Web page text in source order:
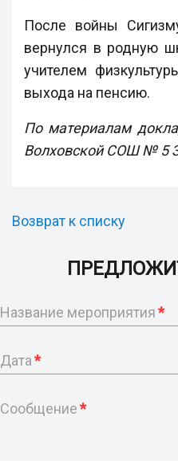
После войны
вернулся в родную
учителем
выхода на пенсию.
По материалам
Волховской СОШ № 5
Возврат к списку
Название мероприятия*
Дата*
Сообщение*